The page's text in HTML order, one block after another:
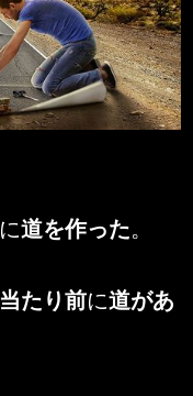
に道を作った。
当たり前に道があ